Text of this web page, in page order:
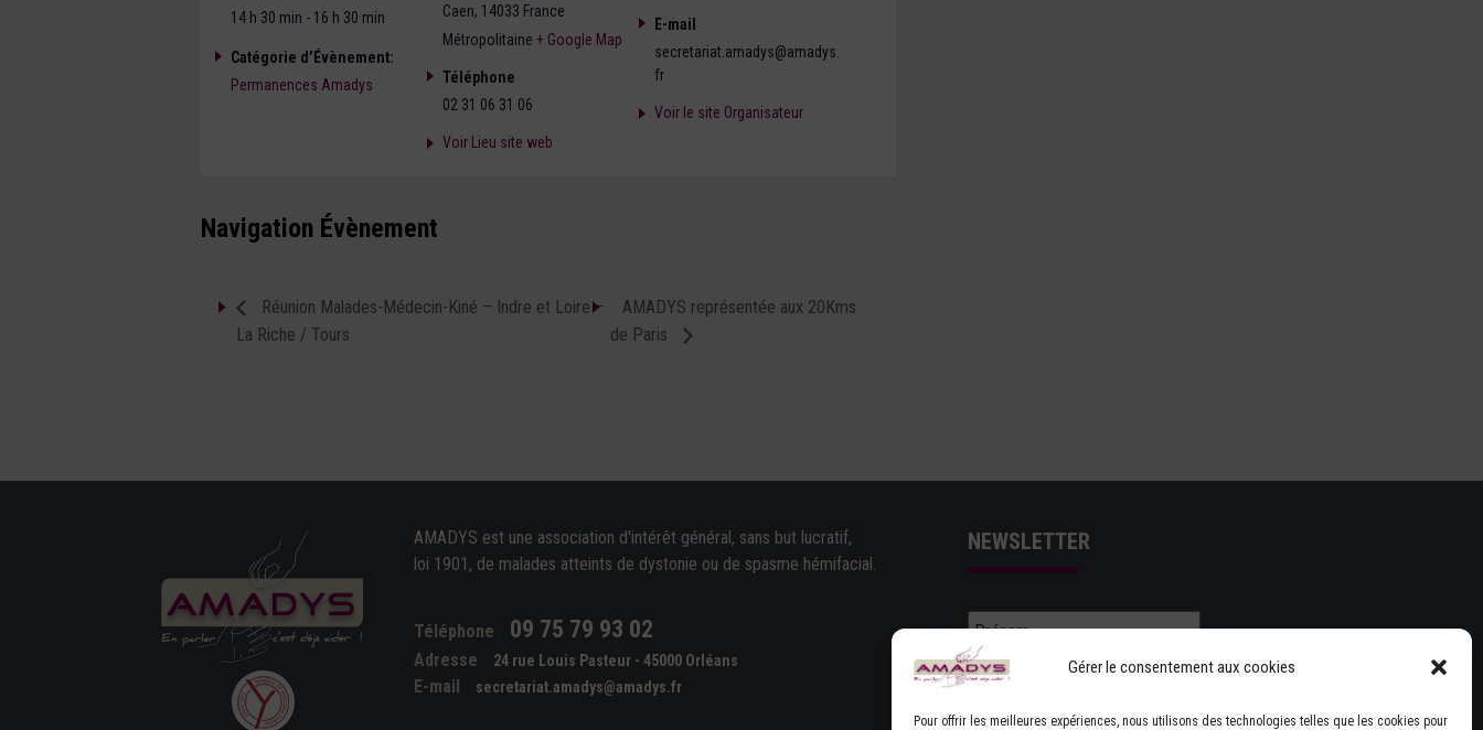
Gérer le consentement aux cookies
Pour offrir les meilleures expériences, nous utilisons des technologies telles que les cookies pour
14 h 30 min - 16 h 30 min
Catégorie d’Évènement:
Permanences Amadys
Caen, 14033 France
Métropolitaine + Google Map
Téléphone
02 31 06 31 06
Voir Lieu site web
E-mail
secretariat.amadys@amadys.
fr
Voir le site Organisateur
Navigation Évènement
Réunion Malades-Médecin-Kiné – Indre et Loire –
La Riche / Tours
AMADYS représentée aux 20Kms
de Paris
AMADYS est une association d'intérêt général, sans but lucratif,
loi 1901, de malades atteints de dystonie ou de spasme hémifacial.
Téléphone 09 75 79 93 02
Adresse 24 rue Louis Pasteur - 45000 Orléans
E-mail secretariat.amadys@amadys.fr
NEWSLETTER